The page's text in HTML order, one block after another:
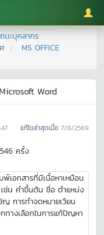
นะบุคลากร
MS OFFICE
Word
แก้ไขล่าสุดเมื่อ 7/8/2569
ครั้ง
เอกสารที่มีเนื้อหาเหมือน
ช่น คำขึ้นต้น ชื่อ ตำแหน่ง
การทำจดหมายเวียน
ทางเลือกในการแก้ปัญหา